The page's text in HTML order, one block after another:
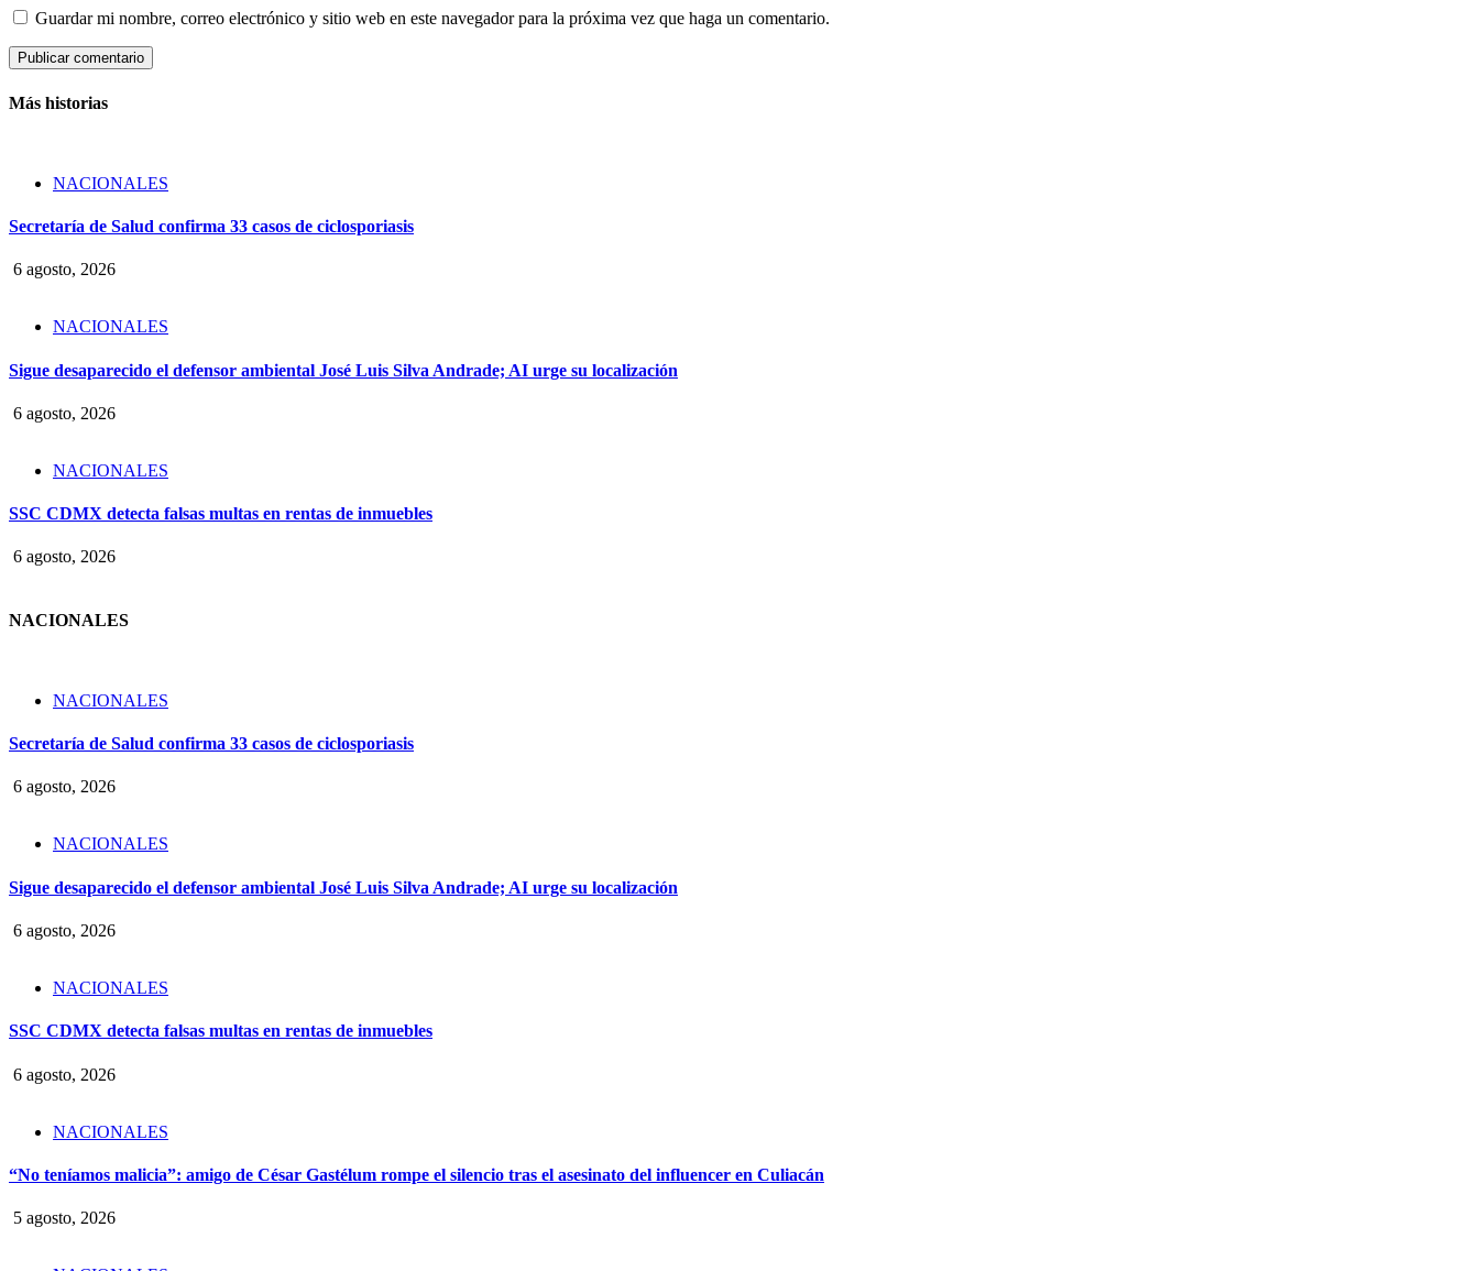
Guardar mi nombre, correo electrónico y sitio web en este navegador para la próxima vez que haga un comentario.
Más historias
NACIONALES
Secretaría de Salud confirma 33 casos de ciclosporiasis
6 agosto, 2026
NACIONALES
Sigue desaparecido el defensor ambiental José Luis Silva Andrade; AI urge su localización
6 agosto, 2026
NACIONALES
SSC CDMX detecta falsas multas en rentas de inmuebles
6 agosto, 2026
NACIONALES
NACIONALES
Secretaría de Salud confirma 33 casos de ciclosporiasis
6 agosto, 2026
NACIONALES
Sigue desaparecido el defensor ambiental José Luis Silva Andrade; AI urge su localización
6 agosto, 2026
NACIONALES
SSC CDMX detecta falsas multas en rentas de inmuebles
6 agosto, 2026
NACIONALES
“No teníamos malicia”: amigo de César Gastélum rompe el silencio tras el asesinato del influencer en Culiacán
5 agosto, 2026